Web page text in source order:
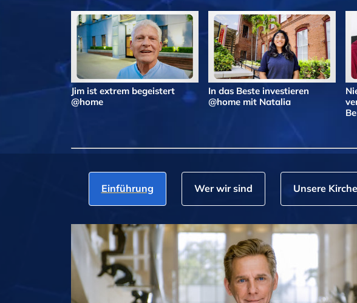
Jim ist extrem begeistert
@home
In das Beste investieren
@home mit Natalia
Einführung Wer wir sind Unsere